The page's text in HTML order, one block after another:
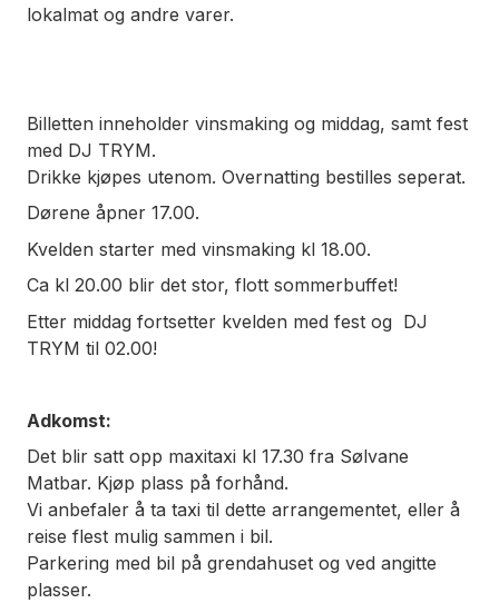
lokalmat og andre varer.
Billetten inneholder vinsmaking og middag, samt fest
med DJ TRYM.
Drikke kjøpes utenom. Overnatting bestilles seperat.
Dørene åpner 17.00.
Kvelden starter med vinsmaking kl 18.00.
Ca kl 20.00 blir det stor, flott sommerbuffet!
Etter middag fortsetter kvelden med fest og DJ
TRYM til 02.00!
Adkomst:
Det blir satt opp maxitaxi kl 17.30 fra Sølvane
Matbar. Kjøp plass på forhånd.
Vi anbefaler å ta taxi til dette arrangementet, eller å
reise flest mulig sammen i bil.
Parkering med bil på grendahuset og ved angitte
plasser.